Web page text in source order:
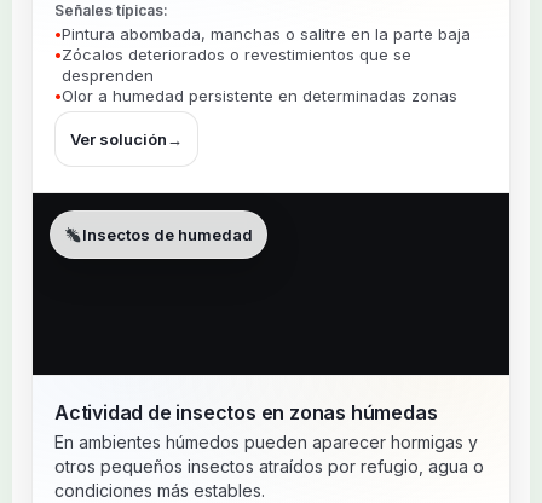
Señales típicas:
Pintura abombada, manchas o salitre en la parte baja
Zócalos deteriorados o revestimientos que se
desprenden
Olor a humedad persistente en determinadas zonas
Ver solución→
Insectos de humedad
Actividad de insectos en zonas húmedas
En ambientes húmedos pueden aparecer hormigas y
otros pequeños insectos atraídos por refugio, agua o
condiciones más estables.